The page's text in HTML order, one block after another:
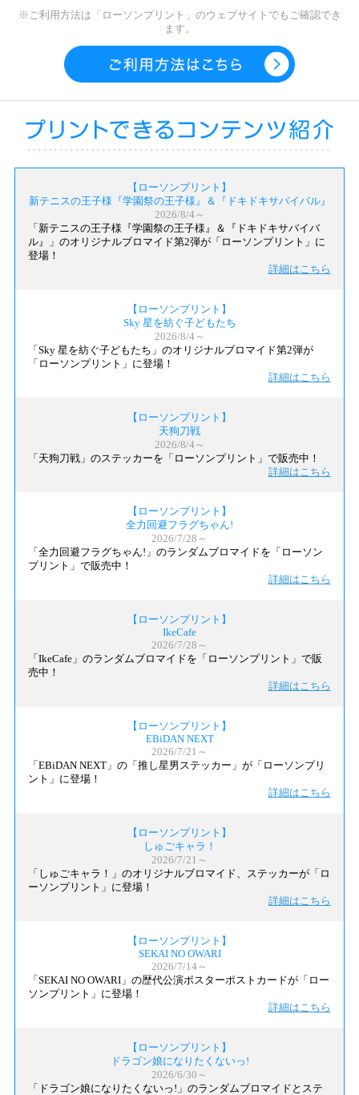
※ご利用方法は「ローソンプリント」のウェブサイトでもご確認でき
ます。
【ローソンプリント】
新テニスの王子様『学園祭の王子様』＆『ドキドキサバイバル』
2026/8/4～
「新テニスの王子様『学園祭の王子様』＆『ドキドキサバイバ
ル』」のオリジナルブロマイド第2弾が「ローソンプリント」に
登場！
詳細はこちら
【ローソンプリント】
Sky 星を紡ぐ子どもたち
2026/8/4～
「Sky 星を紡ぐ子どもたち」のオリジナルブロマイド第2弾が
「ローソンプリント」に登場！
詳細はこちら
【ローソンプリント】
天狗刀戦
2026/8/4～
「天狗刀戦」のステッカーを「ローソンプリント」で販売中！
詳細はこちら
【ローソンプリント】
全力回避フラグちゃん!
2026/7/28～
「全力回避フラグちゃん!」のランダムブロマイドを「ローソン
プリント」で販売中！
詳細はこちら
【ローソンプリント】
IkeCafe
2026/7/28～
「IkeCafe」のランダムブロマイドを「ローソンプリント」で販
売中！
詳細はこちら
【ローソンプリント】
EBiDAN NEXT
2026/7/21～
「EBiDAN NEXT」の「推し星男ステッカー」が「ローソンプリ
ント」に登場！
詳細はこちら
【ローソンプリント】
しゅごキャラ！
2026/7/21～
「しゅごキャラ！」のオリジナルブロマイド、ステッカーが「ロ
ーソンプリント」に登場！
詳細はこちら
【ローソンプリント】
SEKAI NO OWARI
2026/7/14～
「SEKAI NO OWARI」の歴代公演ポスターポストカードが「ロー
ソンプリント」に登場！
詳細はこちら
【ローソンプリント】
ドラゴン娘になりたくないっ!
2026/6/30～
「ドラゴン娘になりたくないっ!」のランダムブロマイドとステ